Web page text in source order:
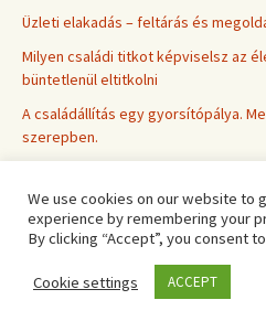
Üzleti elakadás – feltárás és
Milyen családi titkot képviselsz az
büntetlenül eltitkolni
A családállítás egy gyorsítópálya.
szerepben.
Nem kell, hogy ennyire hasson rád a
Társkeresős sztori – minden
A sors állandóan üzeneteket küld
We use cookies on our website to
experience by remembering your
By clicking “Accept”, you consent
Cookie settings ACCEPT